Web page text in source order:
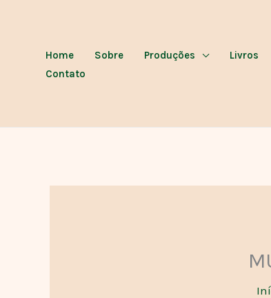
conteúdo
Home Sobre Produções
Livros
Contato